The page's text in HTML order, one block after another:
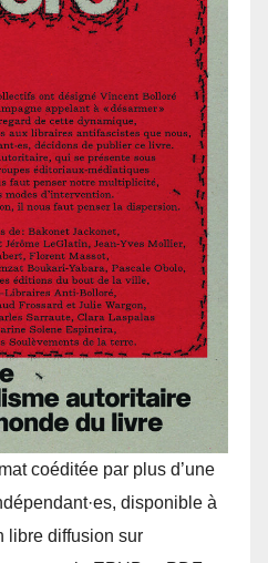
coéditée par plus d’une
disponible à
libre diffusion sur